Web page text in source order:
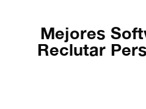
Mejores
Reclutar